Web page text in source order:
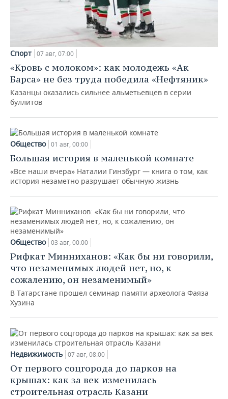
Спорт 07 авг, 07:00
«Кровь с молоком»: как молодежь «Ак
Барса» не без труда победила «Нефтяник»
Казанцы оказались сильнее альметьевцев в серии
буллитов
Общество 01 авг, 00:00
Большая история в маленькой комнате
«Все наши вчера» Наталии Гинзбург — книга о том, как
история незаметно разрушает обычную жизнь
Общество 03 авг, 00:00
Рифкат Минниханов: «Как бы ни говорили,
что незаменимых людей нет, но, к
сожалению, он незаменимый»
В Татарстане прошел семинар памяти археолога Фаяза
Хузина
Недвижимость 07 авг, 08:00
От первого соцгорода до парков на
крышах: как за век изменилась
строительная отрасль Казани